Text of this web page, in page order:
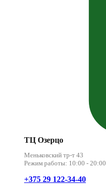
ТЦ Озерцо
Меньковский тр-т 43
Режим работы: 10:00 - 20:00
+375 29 122-34-40